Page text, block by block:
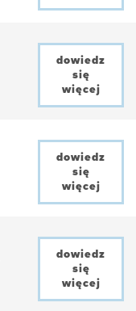
dowiedz
się
więcej
dowiedz
się
więcej
dowiedz
się
więcej